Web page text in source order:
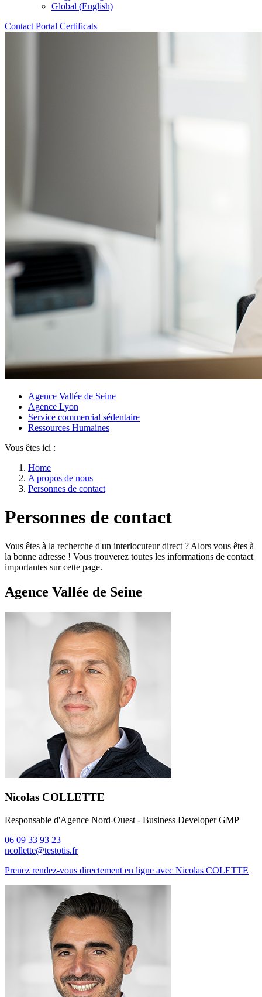
Global (English)
Contact Portal Certificats
Agence Vallée de Seine
Agence Lyon
Service commercial sédentaire
Ressources Humaines
Vous êtes ici :
Home
A propos de nous
Personnes de contact
Personnes de contact
Vous êtes à la recherche d'un interlocuteur direct ? Alors vous êtes à
la bonne adresse ! Vous trouverez toutes les informations de contact
importantes sur cette page.
Agence Vallée de Seine
Nicolas COLLETTE
Responsable d'Agence Nord-Ouest - Business Developer GMP
06 09 33 93 23
ncollette@testotis.fr
Prenez rendez-vous directement en ligne avec Nicolas COLETTE